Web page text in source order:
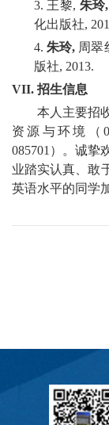
3. 王黎, 朱玲,
化出版社,
4.朱玲, 周翠
版社, 2013.
VII. 招生信息
本人主要招
资源与环境（
085701）。诚挚
业踏实认真、敢
英语水平的同学